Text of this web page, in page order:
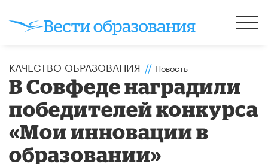
КАЧЕСТВО ОБРАЗОВАНИЯ // Новость
В Совфеде наградили
победителей конкурса
«Мои инновации в
образовании»